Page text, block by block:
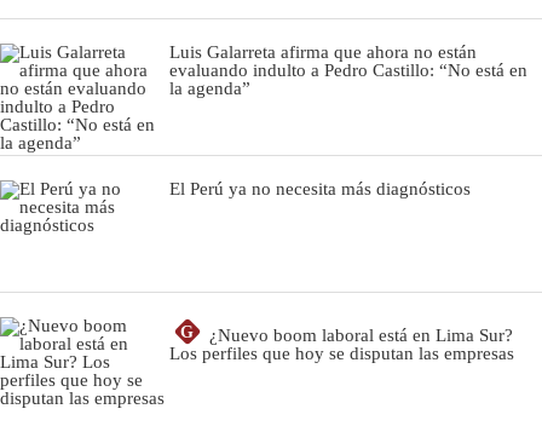
Luis Galarreta afirma que ahora no están
evaluando indulto a Pedro Castillo: “No está en
la agenda”
El Perú ya no necesita más diagnósticos
G
¿Nuevo boom laboral está en Lima Sur?
Los perfiles que hoy se disputan las empresas